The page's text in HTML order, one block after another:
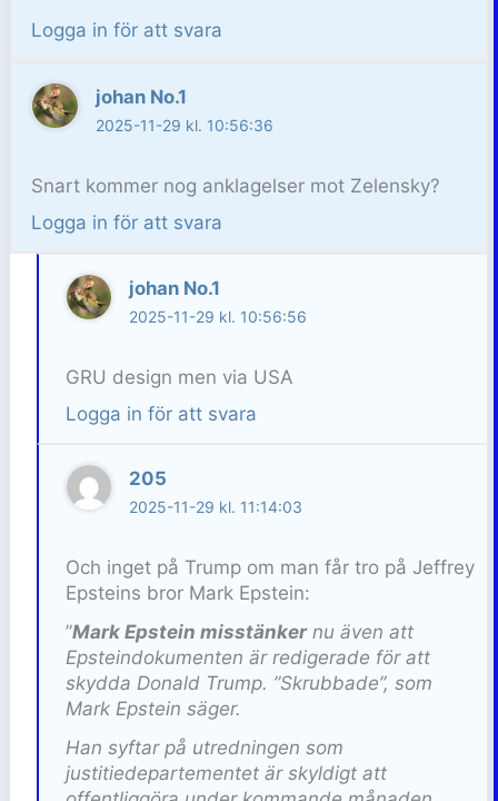
Logga in för att svara
johan No.1
2025-11-29 kl. 10:56:36
Snart kommer nog anklagelser mot Zelensky?
Logga in för att svara
johan No.1
2025-11-29 kl. 10:56:56
GRU design men via USA
Logga in för att svara
205
2025-11-29 kl. 11:14:03
Och inget på Trump om man får tro på Jeffrey
Epsteins bror Mark Epstein:
”Mark Epstein misstänkernu även att
Epsteindokumenten är redigerade för att
skydda Donald Trump. ”Skrubbade”, som
Mark Epstein säger.
Han syftar på utredningen som
justitiedepartementet är skyldigt att